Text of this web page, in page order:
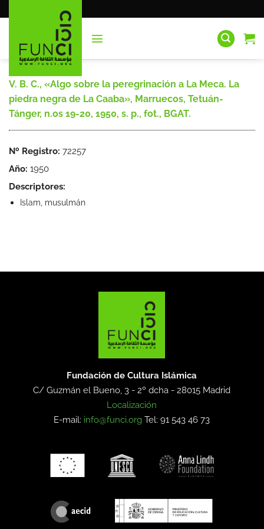
al
V. B. C., «Algo sobre la peregrinación a La Meca. La
piedra negra de La Caaba», Marruecos, Tetuán-
Tánger, n.os 19-20, 1950, s. p., fot., BGAT.
Nº Registro: 72257
Año: 1950
Descriptores:
Islam, musulmán
Fundación de Cultura Islámica
C/ Guzmán el Bueno, 3 - 2º dcha -28015 Madrid
Localización
E-mail: info@funci.org Tel: 91 543 46 73